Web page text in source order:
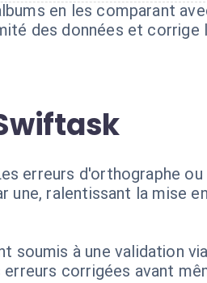
en les comparant
des données et corrige
erreurs d'orthographe
une, ralentissant la mise
soumis à une validation
corrigées avant